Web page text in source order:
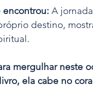
encontrou: A jornada
destino,
mergulhar neste
ela cabe no